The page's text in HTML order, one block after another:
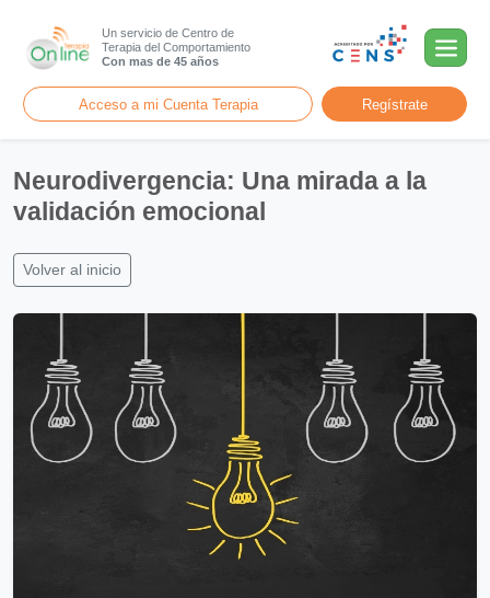
Un servicio de Centro de
Terapia del Comportamiento
Con mas de 45 años
Acceso a mi Cuenta Terapia Regístrate
Neurodivergencia: Una mirada a la
validación emocional
Volver al inicio